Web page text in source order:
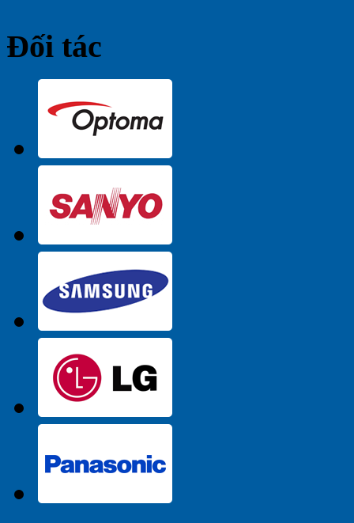
Đối tác